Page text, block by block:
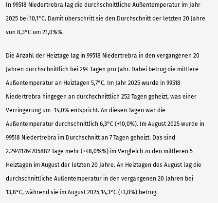
In 99518 Niedertrebra lag die durchschnittliche Außentemperatur im Jahr
2025 bei 10,1°C. Damit überschritt sie den Durchschnitt der letzten 20 Jahre
von 8,3°C um 21,0%%.
Die Anzahl der Heiztage lag in 99518 Niedertrebra in den vergangenen 20
Jahren durchschnittlich bei 294 Tagen pro Jahr. Dabei betrug die mittlere
Außentemperatur an Heiztagen 5,7°C. Im Jahr 2025 wurde in 99518
Niedertrebra hingegen an durchschnittlich 252 Tagen geheizt, was einer
Verringerung um -14,0% entspricht. An diesen Tagen war die
Außentemperatur durchschnittlich 6,3°C (+10,0%). Im August 2025 wurde in
99518 Niedertrebra im Durchschnitt an 7 Tagen geheizt. Das sind
2.29411764705882 Tage mehr (+48,0%%) im Vergleich zu den mittleren 5
Heiztagen im August der letzten 20 Jahre. An Heiztagen des August lag die
durchschnittliche Außentemperatur in den vergangenen 20 Jahren bei
13,8°C, während sie im August 2025 14,3°C (+3,0%) betrug.